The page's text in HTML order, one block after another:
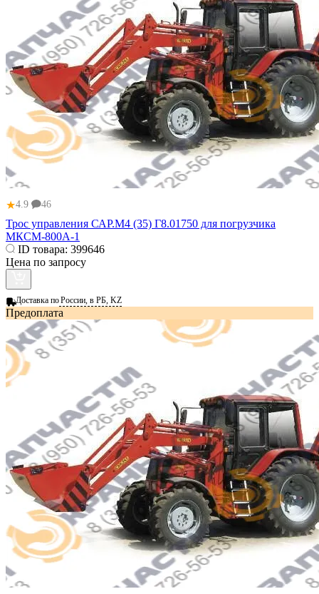
★4.9 46
Трос управления САР.М4 (35) Г8.01750 для погрузчика
МКСМ-800А-1
ID товара: 399646
Цена по запросу
Доставка поРоссии, в РБ, KZ
Предоплата